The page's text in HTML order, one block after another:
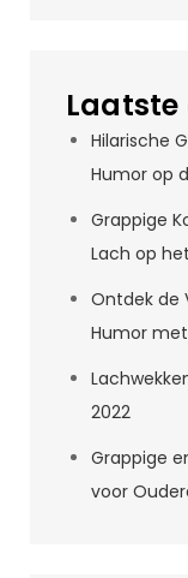
Hilarische
Humor op
Grappige
Lach op
Ontdek de
Humor
2022
Grappige
voor